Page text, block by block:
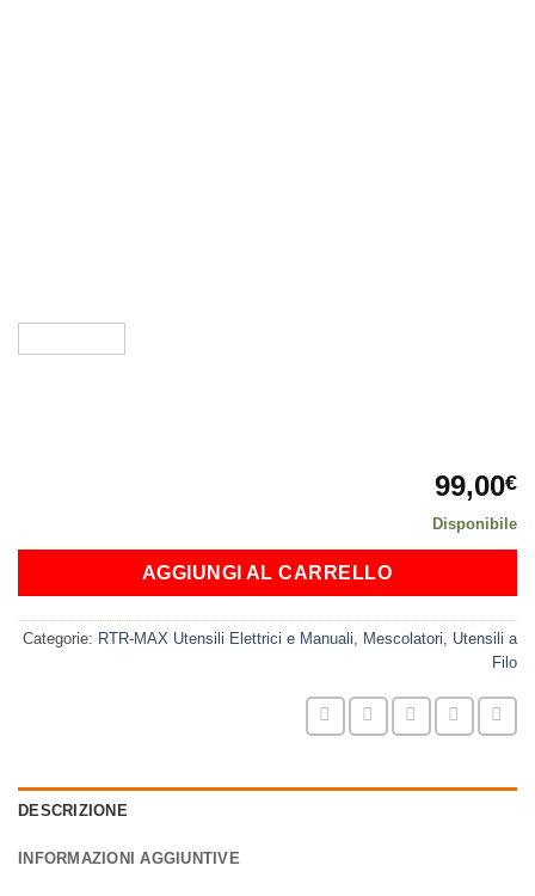
99,00€
Disponibile
AGGIUNGI AL CARRELLO
Categorie: RTR-MAX Utensili Elettrici e Manuali, Mescolatori, Utensili a
Filo
DESCRIZIONE
INFORMAZIONI AGGIUNTIVE